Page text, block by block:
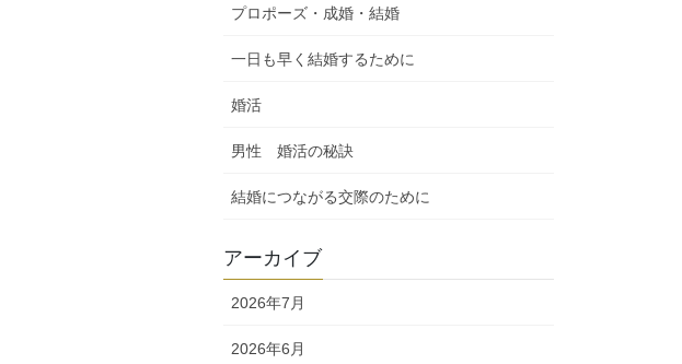
プロポーズ・成婚・結婚
一日も早く結婚するために
婚活
男性 婚活の秘訣
結婚につながる交際のために
アーカイブ
2026年7月
2026年6月